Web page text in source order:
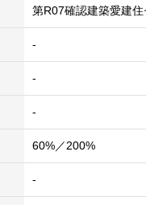
第R07確認建築愛建
-
-
-
60%／200%
-